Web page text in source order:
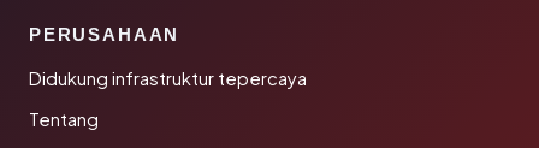
PERUSAHAAN
Didukung infrastruktur tepercaya
Tentang